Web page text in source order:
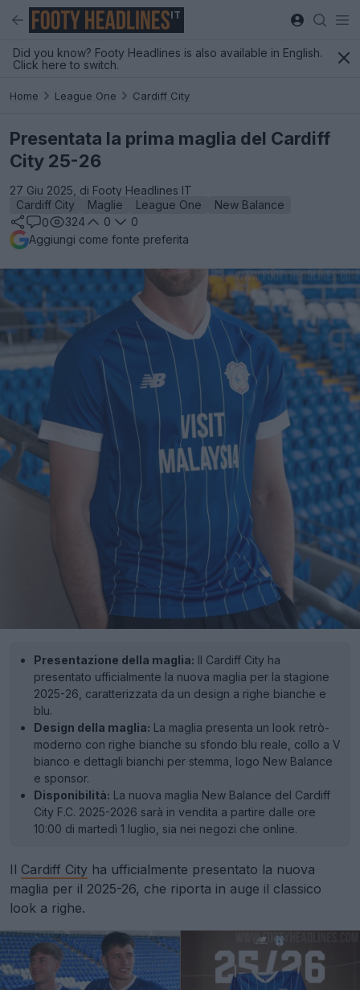
IT
Did you know? Footy Headlines is also available in English.
Click here to switch.
Home League One Cardiff City
Presentata la prima maglia del Cardiff
City 25-26
27 Giu 2025, di Footy Headlines IT
Cardiff City
Maglie League One
New Balance
0
324 0
0
Aggiungi come fonte preferita
Presentazione della maglia: Il Cardiff City ha
presentato ufficialmente la nuova maglia per la stagione
2025-26, caratterizzata da un design a righe bianche e
blu.
Design della maglia: La maglia presenta un look retrò-
moderno con righe bianche su sfondo blu reale, collo a V
bianco e dettagli bianchi per stemma, logo New Balance
e sponsor.
Disponibilità: La nuova maglia New Balance del Cardiff
City F.C. 2025-2026 sarà in vendita a partire dalle ore
10:00 di martedì 1 luglio, sia nei negozi che online.
Il Cardiff City ha ufficialmente presentato la nuova
maglia per il 2025-26, che riporta in auge il classico
look a righe.